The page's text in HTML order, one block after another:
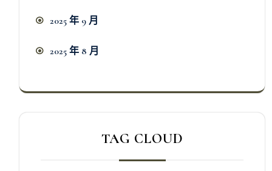
2025 年 9 月
2025 年 8 月
TAG CLOUD